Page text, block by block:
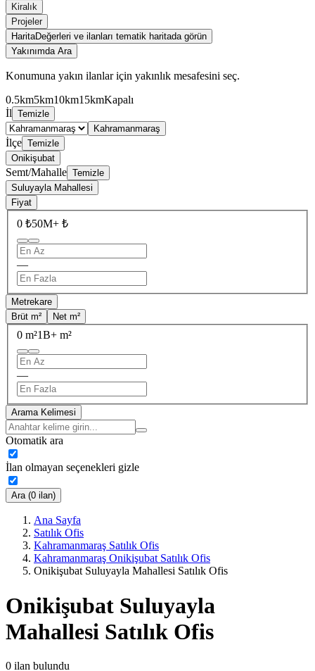
Kiralık
Projeler
HaritaDeğerleri ve ilanları tematik haritada görün
Yakınımda Ara
Konumuna yakın ilanlar için yakınlık mesafesini seç.
0.5km5km10km15kmKapalı
İl Temizle
Kahramanmaraş
İlçe Temizle
Onikişubat
Semt/Mahalle Temizle
Suluyayla Mahallesi
Fiyat
0 ₺50M+ ₺
—
Metrekare
Brüt m²
Net m²
0 m²1B+ m²
—
Arama Kelimesi
Otomatik ara
İlan olmayan seçenekleri gizle
Ara (0 ilan)
Ana Sayfa
Satılık Ofis
Kahramanmaraş Satılık Ofis
Kahramanmaraş Onikişubat Satılık Ofis
Onikişubat Suluyayla Mahallesi Satılık Ofis
Onikişubat Suluyayla
Mahallesi Satılık Ofis
0 ilan bulundu